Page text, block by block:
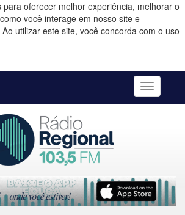
para oferecer melhor experiência, melhorar o
você interage em nosso site e
utilizar este site, você concorda com o uso
Toggle